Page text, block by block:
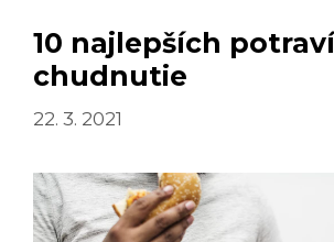
10 najlepších
chudnutie
22. 3. 2021